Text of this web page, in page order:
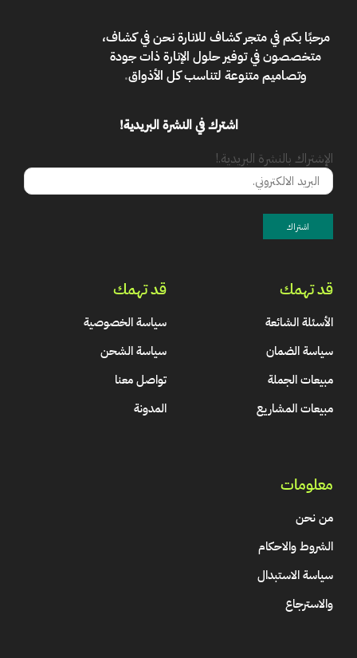
مرحبًا بكم فيمتجر كشاف للانارةنحن في كشاف،
متخصصون في توفير حلول الإنارة ذات جودة
وتصاميم متنوعة لتناسب كل الأذواق.
اشترك في النشرة البريدية!
الإشتراك بالنشرة البريدية.!
قد تهمك
الأسئلة الشائعة
سياسة الضمان
مبيعات الجملة
مبيعات المشاريع
قد تهمك
سياسة الخصوصية
سياسة الشحن
تواصل معنا
المدونة
معلومات
من نحن
الشروط والاحكام
سياسة الاستبدال
والاسترجاع